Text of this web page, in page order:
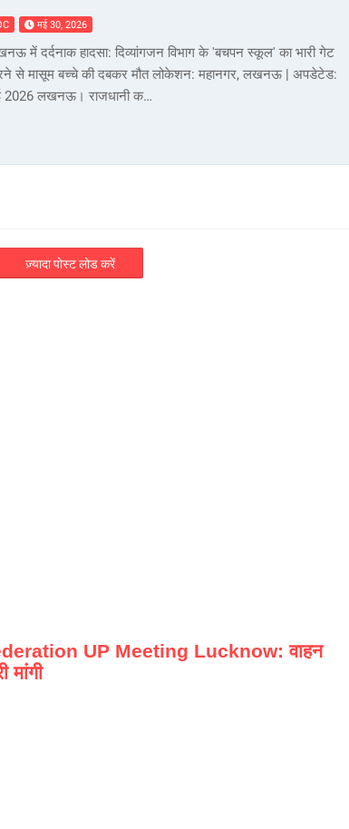
मई 30, 2026
में दर्दनाक हादसा: दिव्यांगजन विभाग के 'बचपन स्कूल' का भारी गेट
से मासूम बच्चे की दबकर मौत लोकेशन: महानगर, लखनऊ | अपडेटेड:
2026 लखनऊ। राजधानी क…
ज़्यादा पोस्ट लोड करें
UP Meeting Lucknow: वाहन
मांगी